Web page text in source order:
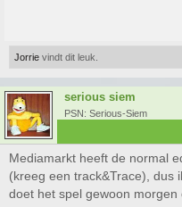
Jorrie vindt dit leuk.
serious siem
PSN: Serious-Siem
Mediamarkt heeft de normal
(kreeg een track&Trace), dus
doet het spel gewoon morgen